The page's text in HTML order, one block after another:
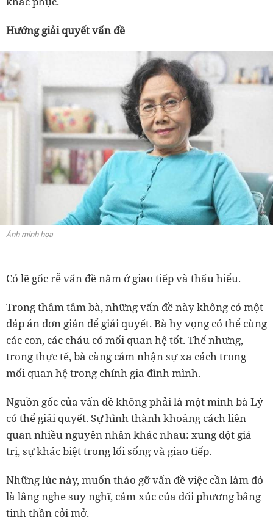
Hướng giải quyết vấn đề
Ảnh minh họa
Có lẽ gốc rễ vấn đề nằm ở giao tiếp và thấu hiểu.
Trong thâm tâm bà, những vấn đề này không có một
đáp án đơn giản để giải quyết. Bà hy vọng có thể cùng
các con, các cháu có mối quan hệ tốt. Thế nhưng,
trong thực tế, bà càng cảm nhận sự xa cách trong
mối quan hệ trong chính gia đình mình.
Nguồn gốc của vấn đề không phải là một mình bà Lý
có thể giải quyết. Sự hình thành khoảng cách liên
quan nhiều nguyên nhân khác nhau: xung đột giá
trị, sự khác biệt trong lối sống và giao tiếp.
Những lúc này, muốn tháo gỡ vấn đề việc cần làm đó
là lắng nghe suy nghĩ, cảm xúc của đối phương bằng
tinh thần cởi mở.